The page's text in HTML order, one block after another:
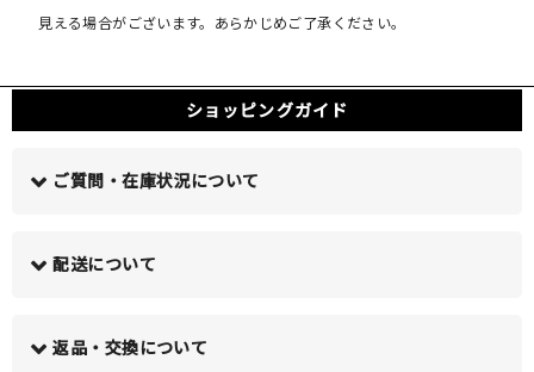
見える場合がございます。あらかじめご了承ください。
ショッピングガイド
ご質問・在庫状況について
配送について
返品・交換について